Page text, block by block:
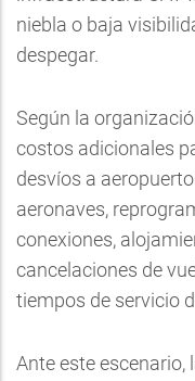
niebla o baja
despegar.
Según la
costos adicionales
desvíos a
aeronaves,
conexiones,
cancelaciones de
tiempos de servicio
Ante este escenario,